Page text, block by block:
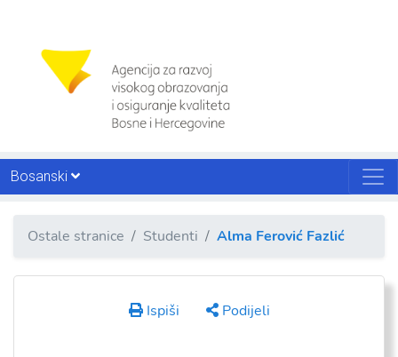
Bosanski
Ostale stranice Studenti Alma Ferović Fazlić
Ispiši Podijeli